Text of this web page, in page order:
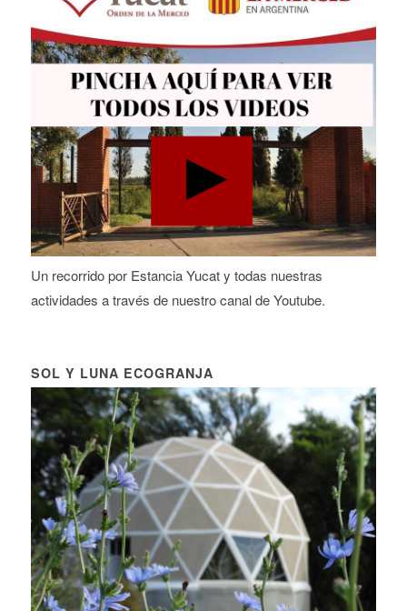
Un recorrido por Estancia Yucat y todas nuestras
actividades a través de nuestro canal de Youtube.
SOL Y LUNA ECOGRANJA